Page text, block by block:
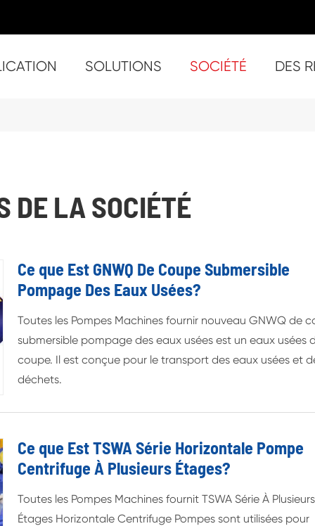
SOLUTIONS SOCIÉTÉ DES
DE LA SOCIÉTÉ
Ce que Est GNWQ De Coupe Submersible
Pompage Des Eaux Usées?
Toutes les Pompes Machines fournir nouveau GNWQ de
submersible pompage des eaux usées est un eaux usées
coupe. Il est conçue pour le transport des eaux usées et
déchets.
Ce que Est TSWA Série Horizontale Pompe
Centrifuge À Plusieurs Étages?
Toutes les Pompes Machines fournit TSWA Série À Plusieurs
Étages Horizontale Centrifuge Pompes sont utilisées pour